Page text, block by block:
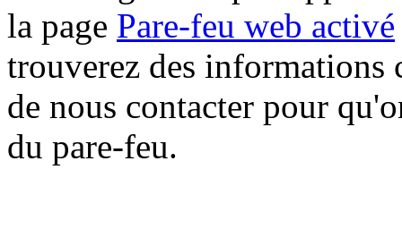
la page Pare-feu web activé
trouverez des informations
de nous contacter pour
du pare-feu.